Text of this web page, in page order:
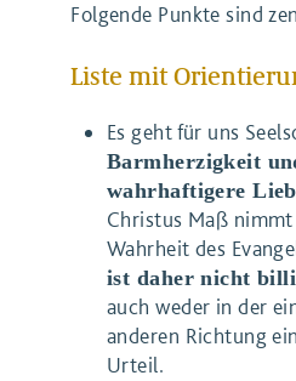
Folgende Punkte sind
Liste mit
Es geht für uns
Barmherzigkeit
wahrhaftigere
Christus Maß
Wahrheit des
ist daher nicht
auch weder in der
anderen Richtung
Urteil.